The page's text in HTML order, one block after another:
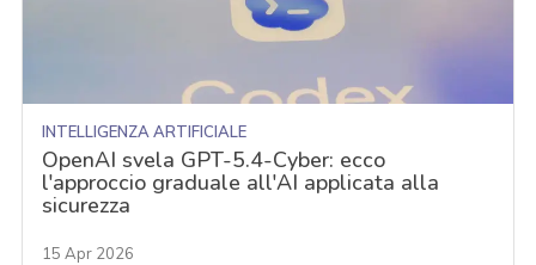
INTELLIGENZA ARTIFICIALE
OpenAI svela GPT-5.4-Cyber: ecco
l'approccio graduale all'AI applicata alla
sicurezza
15 Apr 2026